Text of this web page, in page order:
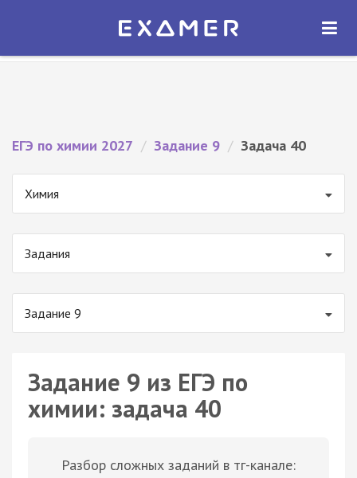
Экзамер — ЕГЭ 2027
ОТКРЫТЬ
ЕГЭ по химии 2027 / Задание 9 / Задача 40
Химия
Задания
Задание 9
Задание 9 из ЕГЭ по
химии: задача 40
Разбор сложных заданий в тг-канале: